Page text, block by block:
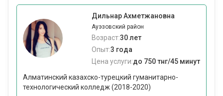
Дильнар Ахметжановна
Ауэзовский район
Возраст:30 лет
Опыт:3 года
Цена услуги:до 750 тнг/45 минут
Алматинский казахско-турецкий гуманитарно-
технологический колледж (2018-2020)